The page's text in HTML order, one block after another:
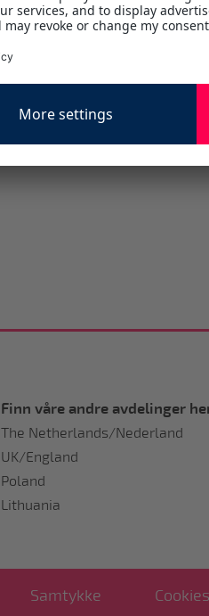
Finn våre andre avdelinger
The Netherlands/Nederland
UK/England
Poland
Lithuania
Samtykke Cookies